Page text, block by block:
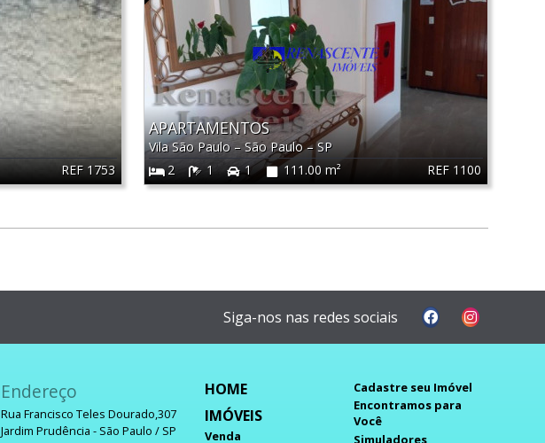
REF 1753 REF 1100
APARTAMENTOS
Vila São Paulo–São Paulo– SP
2
1 1 111.00 m²
Siga-nos nas redes sociais
Endereço
Rua Francisco Teles Dourado,307
Jardim Prudência - São Paulo / SP
HOME
IMÓVEIS
Venda
Cadastre seu Imóvel
Encontramos para
Você
Simuladores